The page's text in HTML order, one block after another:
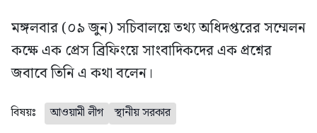
মঙ্গলবার (০৯ জুন) সচিবালয়ে তথ্য অধিদপ্তরের সম্মেলন
কক্ষে এক প্রেস ব্রিফিংয়ে সাংবাদিকদের এক প্রশ্নের
জবাবে তিনি এ কথা বলেন।
বিষয়ঃ আওয়ামী লীগ স্থানীয় সরকার